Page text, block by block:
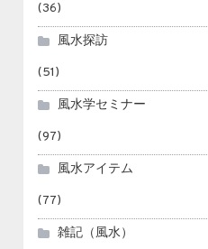
(36)
風水探訪
(51)
風水学セミナー
(97)
風水アイテム
(77)
雑記（風水）